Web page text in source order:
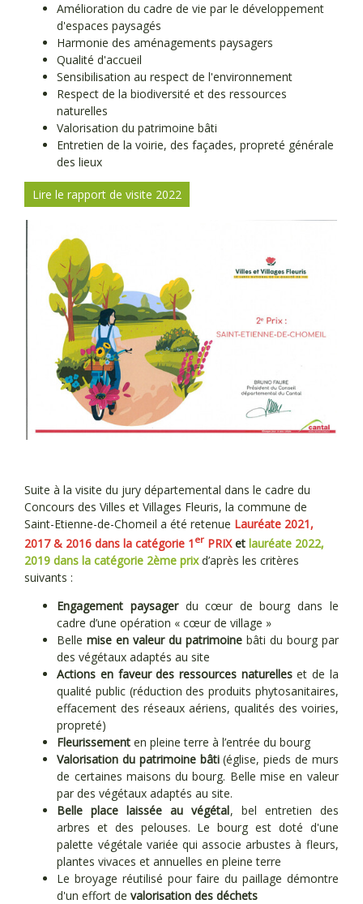
Amélioration du cadre de vie par le développement
d'espaces paysagés
Harmonie des aménagements paysagers
Qualité d'accueil
Sensibilisation au respect de l'environnement
Respect de la biodiversité et des ressources
naturelles
Valorisation du patrimoine bâti
Entretien de la voirie, des façades, propreté générale
des lieux
Lire le rapport de visite 2022
Suite à la visite du jury départemental dans le cadre du
Concours des Villes et Villages Fleuris, la commune de
Saint-Etienne-de-Chomeil a été retenue Lauréate 2021,
2017 & 2016 dans la catégorie 1 er PRIXet lauréate 2022,
2019 dans la catégorie 2ème prixd’après les critères
suivants :
Engagement paysagerdu cœur de bourg dans le
cadre d’une opération « cœur de village »
Bellemise en valeur du patrimoinebâti du bourg par
des végétaux adaptés au site
Actions en faveur des ressources naturelleset de la
qualité public (réduction des produits phytosanitaires,
effacement des réseaux aériens, qualités des voiries,
propreté)
Fleurissement en pleine terre à l’entrée du bourg
Valorisation du patrimoine bâti(église, pieds de murs
de certaines maisons du bourg. Belle mise en valeur
par des végétaux adaptés au site.
Belle place laissée au végétal, bel entretien des
arbres et des pelouses. Le bourg est doté d'une
palette végétale variée qui associe arbustes à fleurs,
plantes vivaces et annuelles en pleine terre
Le broyage réutilisé pour faire du paillage démontre
d'un effort devalorisation des déchets